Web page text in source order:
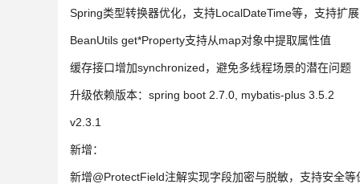
Spring类型转换器优化，支持LocalDateTime等，支持扩展
BeanUtils get*Property支持从map对象中提取属性值
缓存接口增加synchronized，避免多线程场景的潜在问题
升级依赖版本：spring boot 2.7.0, mybatis-plus 3.5.2
v2.3.1
新增：
新增@ProtectField注解实现字段加密与脱敏，支持安全等